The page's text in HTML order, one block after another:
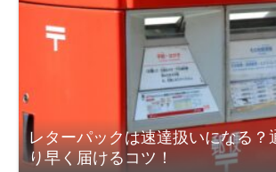
レターパックは速達扱いになる？
り早く届けるコツ！
山賀琴子 実家の家族構成やお金持